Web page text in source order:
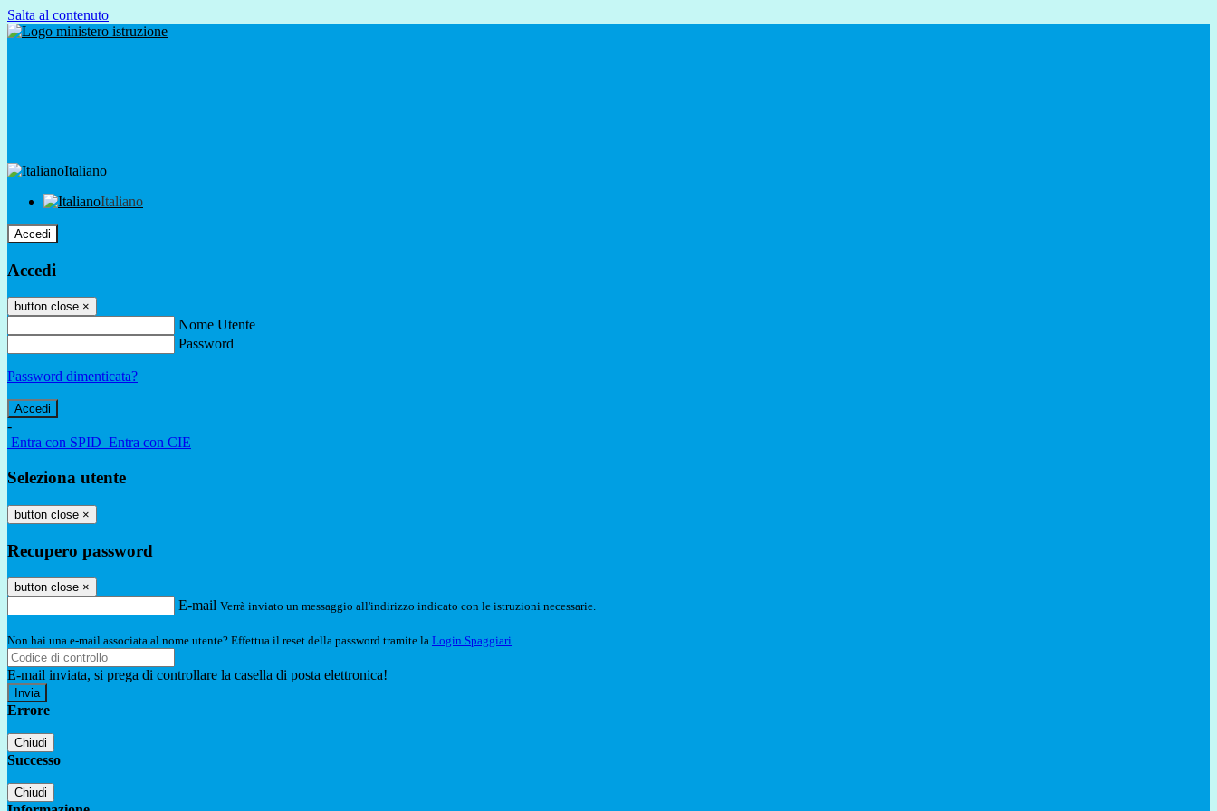
Salta al contenuto
Italiano
Italiano
Accedi
Accedi
button close ×
Nome Utente
Password
Password dimenticata?
-
Entra con SPID Entra con CIE
Seleziona utente
button close ×
Recupero password
button close ×
E-mail Verrà inviato un messaggio all'indirizzo indicato con le istruzioni necessarie.
Non hai una e-mail associata al nome utente? Effettua il reset della password tramite la Login Spaggiari
E-mail inviata, si prega di controllare la casella di posta elettronica!
Errore
Chiudi
Successo
Chiudi